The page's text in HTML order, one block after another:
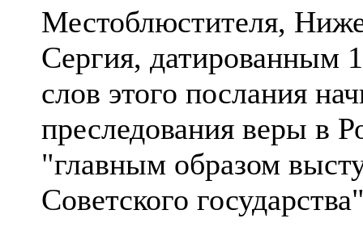
Местоблюстителя,
Сергия, датированным
слов этого послания
преследования веры в
"главным образом
Советского